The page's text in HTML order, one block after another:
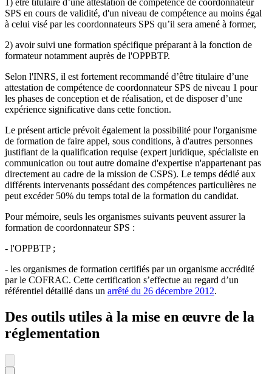
1) être titulaire d’une attestation de compétence de coordonnateur
SPS en cours de validité, d'un niveau de compétence au moins égal
à celui visé par les coordonnateurs SPS qu’il sera amené à former,
2) avoir suivi une formation spécifique préparant à la fonction de
formateur notamment auprès de l'OPPBTP.
Selon l'INRS, il est fortement recommandé d’être titulaire d’une
attestation de compétence de coordonnateur SPS de niveau 1 pour
les phases de conception et de réalisation, et de disposer d’une
expérience significative dans cette fonction.
Le présent article prévoit également la possibilité pour l'organisme
de formation de faire appel, sous conditions, à d'autres personnes
justifiant de la qualification requise (expert juridique, spécialiste en
communication ou tout autre domaine d'expertise n'appartenant pas
directement au cadre de la mission de CSPS). Le temps dédié aux
différents intervenants possédant des compétences particulières ne
peut excéder 50% du temps total de la formation du candidat.
Pour mémoire, seuls les organismes suivants peuvent assurer la
formation de coordonnateur SPS :
- l'OPPBTP ;
- les organismes de formation certifiés par un organisme accrédité
par le COFRAC. Cette certification s’effectue au regard d’un
référentiel détaillé dans un arrêté du 26 décembre 2012.
Des outils utiles à la mise en œuvre de la
réglementation